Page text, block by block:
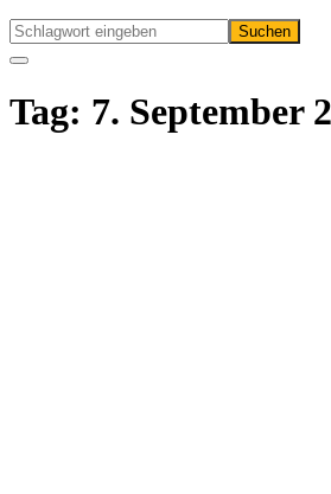
Tag: 7. September